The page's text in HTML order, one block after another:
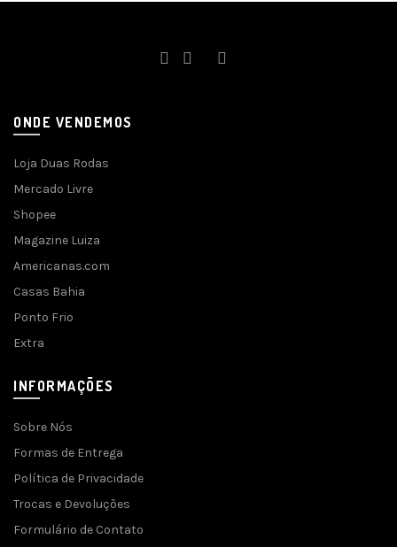
ONDE VENDEMOS
Loja Duas Rodas
Mercado Livre
Shopee
Magazine Luiza
Americanas.com
Casas Bahia
Ponto Frio
Extra
INFORMAÇÕES
Sobre Nós
Formas de Entrega
Política de Privacidade
Trocas e Devoluções
Formulário de Contato